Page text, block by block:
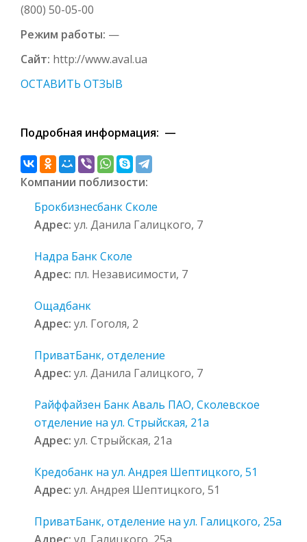
(800) 50-05-00
Режим работы: —
Сайт: http://www.aval.ua
ОСТАВИТЬ ОТЗЫВ
Подробная информация: —
Компании поблизости:
Брокбизнесбанк Сколе
Адрес: ул. Данила Галицкого, 7
Надра Банк Сколе
Адрес: пл. Независимости, 7
Ощадбанк
Адрес: ул. Гоголя, 2
ПриватБанк, отделение
Адрес: ул. Данила Галицкого, 7
Райффайзен Банк Аваль ПАО, Сколевское
отделение на ул. Стрыйская, 21а
Адрес: ул. Стрыйская, 21а
Кредобанк на ул. Андрея Шептицкого, 51
Адрес: ул. Андрея Шептицкого, 51
ПриватБанк, отделение на ул. Галицкого, 25а